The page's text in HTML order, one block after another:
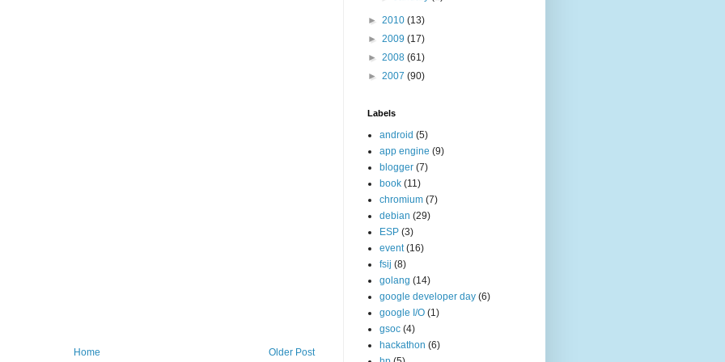
Older Post
Home
► 2010 (13)
► 2009 (17)
► 2008 (61)
► 2007 (90)
Labels
android (5)
app engine (9)
blogger (7)
book (11)
chromium (7)
debian (29)
ESP (3)
event (16)
fsij (8)
golang (14)
google developer day (6)
google I/O (1)
gsoc (4)
hackathon (6)